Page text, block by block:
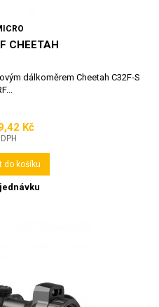
CHEETAH
dálkoměrem Cheetah C32F-S
CenaKč
do košíku